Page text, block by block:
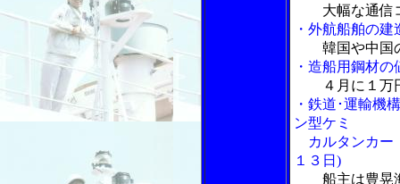
大幅な通信
・外航船舶の
韓国や中国
・造船用鋼材
４月に１万
・鉄道･運輸機
ン型ケミ
カルタンカー
１３日)
船主は豊晃